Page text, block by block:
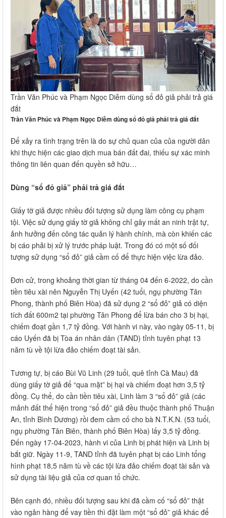
Trần Văn Phúc và Phạm Ngọc Diễm dùng sổ đỏ giả phải trả giá
đắt
Trần Văn Phúc và Phạm Ngọc Diễm dùng sổ đỏ giả phải trả giá đắt
Để xảy ra tình trạng trên là do sự chủ quan của của người dân
khi thực hiện các giao dịch mua bán đất đai, thiếu sự xác minh
thông tin liên quan đến quyền sở hữu…
Dùng “sổ đỏ giả” phải trả giá đắt
Giấy tờ giả được nhiều đối tượng sử dụng làm công cụ phạm
tội. Việc sử dụng giấy tờ giả không chỉ gây mất an ninh trật tự,
ảnh hưởng đến công tác quản lý hành chính, mà còn khiến các
bị cáo phải bị xử lý trước pháp luật. Trong đó có một số đối
tượng sử dụng “sổ đỏ” giả cầm cố để thực hiện việc lừa đảo.
Đơn cử, trong khoảng thời gian từ tháng 04 đến 6-2022, do cần
tiền tiêu xài nên Nguyễn Thị Uyến (42 tuổi, ngụ phường Tân
Phong, thành phố Biên Hòa) đã sử dụng 2 “sổ đỏ” giả có diện
tích đất 600m2 tại phường Tân Phong để lừa bán cho 3 bị hại,
chiếm đoạt gần 1,7 tỷ đồng. Với hành vi này, vào ngày 05-11, bị
cáo Uyến đã bị Tòa án nhân dân (TAND) tỉnh tuyên phạt 13
năm tù về tội lừa đảo chiếm đoạt tài sản.
Tương tự, bị cáo Bùi Vũ Linh (29 tuổi, quê tỉnh Cà Mau) đã
dùng giấy tờ giả để “qua mặt” bị hại và chiếm đoạt hơn 3,5 tỷ
đồng. Cụ thể, do cần tiền tiêu xài, Linh làm 3 “sổ đỏ” giả (các
mảnh đất thể hiện trong “sổ đỏ” giả đều thuộc thành phố Thuận
An, tỉnh Bình Dương) rồi đem cầm cố cho bà N.T.K.N. (53 tuổi,
ngụ phường Tân Biên, thành phố Biên Hòa) lấy 3,5 tỷ đồng.
Đến ngày 17-04-2023, hành vi của Linh bị phát hiện và Linh bị
bắt giữ. Ngày 11-9, TAND tỉnh đã tuyên phạt bị cáo Linh tổng
hình phạt 18,5 năm tù về các tội lừa đảo chiếm đoạt tài sản và
sử dụng tài liệu giả của cơ quan tổ chức.
Bên cạnh đó, nhiều đối tượng sau khi đã cầm cố “sổ đỏ” thật
vào ngân hàng để vay tiền thì đặt làm một “sổ đỏ” giả khác để